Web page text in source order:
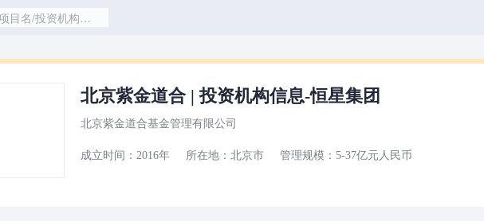
公司/项目名/投资机构/赛道
北京紫金道合 | 投资机构信息-恒星集团
北京紫金道合基金管理有限公司
成立时间：2016年 所在地：北京市 管理规模：5-37亿元人民币